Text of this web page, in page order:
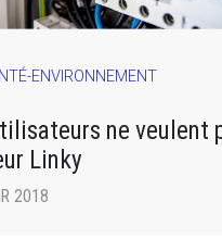
ENVIRONNEMENT
ne veulent
Linky
2018